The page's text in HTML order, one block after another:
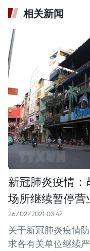
相关新闻
新冠肺炎疫情
场所继续暂停营
26/02/2021 03:47
关于新冠肺炎疫情
求各有关单位继续